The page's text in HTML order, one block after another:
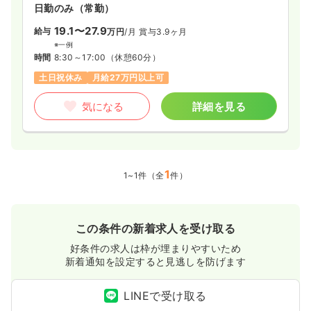
日勤のみ（常勤）
給与 19.1〜27.9万円/月 賞与3.9ヶ月
※一例
時間 8:30～17:00 （休憩60分）
土日祝休み
月給27万円以上可
気になる 詳細を見る
1~1件（全1件）
この条件の新着求人を受け取る
好条件の求人は枠が埋まりやすいため
新着通知を設定すると見逃しを防げます
LINEで受け取る